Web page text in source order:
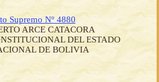
Supremo Nº 4880
ARCE CATACORA
DEL ESTADO
DE BOLIVIA